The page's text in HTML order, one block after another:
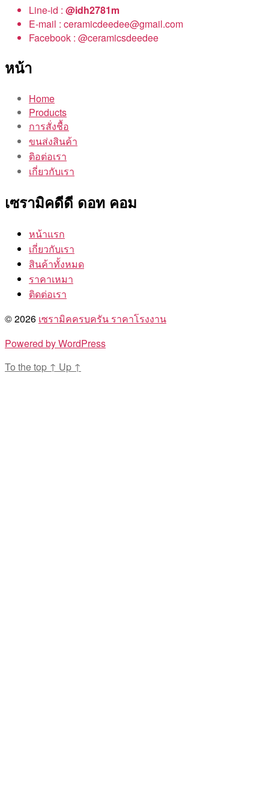
Line-id : @idh2781m
E-mail : ceramicdeedee@gmail.com
Facebook : @ceramicsdeedee
หน้า
Home
Products
การสั่งชื้อ
ขนส่งสินค้า
ติอต่อเรา
เกี่ยวกับเรา
เซรามิคดีดี ดอท คอม
หน้าแรก
เกี่ยวกับเรา
สินค้าทั้งหมด
ราคาเหมา
ติดต่อเรา
© 2026 เซรามิคครบครัน ราคาโรงงาน
Powered by WordPress
To the top ↑ Up ↑